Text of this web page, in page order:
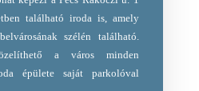
található iroda is, amely
szélén található.
a város minden
épülete saját parkolóval